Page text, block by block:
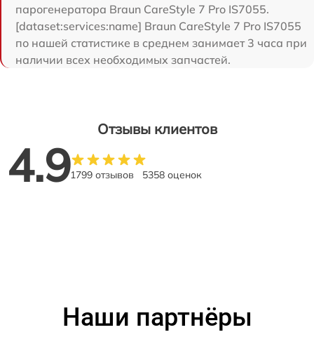
парогенератора Braun CareStyle 7 Pro IS7055.
[dataset:services:name] Braun CareStyle 7 Pro IS7055
по нашей статистике в среднем занимает 3 часа при
наличии всех необходимых запчастей.
Отзывы клиентов
4.91799 отзывов 5358 оценок
Наши партнёры